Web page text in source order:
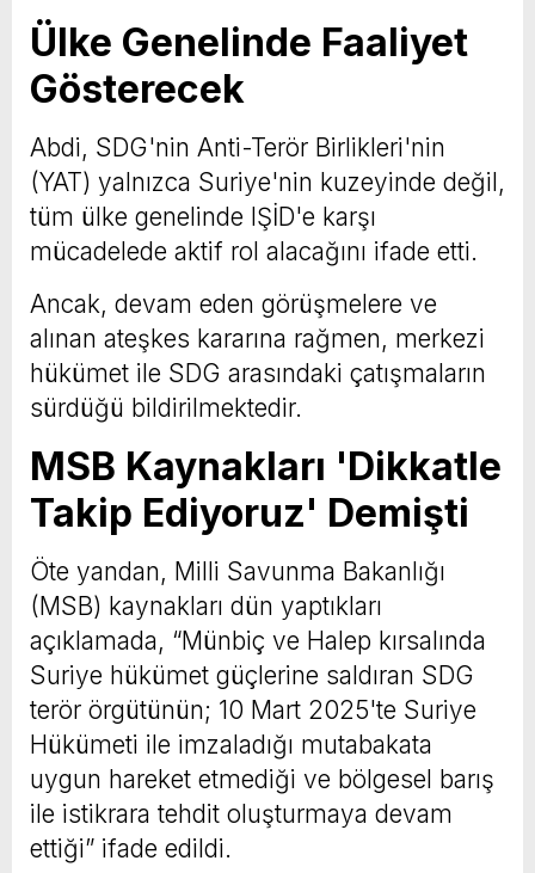
Ülke Genelinde Faaliyet
Gösterecek
Abdi, SDG'nin Anti-Terör Birlikleri'nin
(YAT) yalnızca Suriye'nin kuzeyinde değil,
tüm ülke genelinde IŞİD'e karşı
mücadelede aktif rol alacağını ifade etti.
Ancak, devam eden görüşmelere ve
alınan ateşkes kararına rağmen, merkezi
hükümet ile SDG arasındaki çatışmaların
sürdüğü bildirilmektedir.
MSB Kaynakları 'Dikkatle
Takip Ediyoruz' Demişti
Öte yandan, Milli Savunma Bakanlığı
(MSB) kaynakları dün yaptıkları
açıklamada, “Münbiç ve Halep kırsalında
Suriye hükümet güçlerine saldıran SDG
terör örgütünün; 10 Mart 2025'te Suriye
Hükümeti ile imzaladığı mutabakata
uygun hareket etmediği ve bölgesel barış
ile istikrara tehdit oluşturmaya devam
ettiği” ifade edildi.